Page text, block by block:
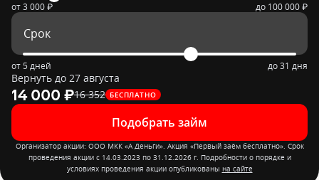
от3 000 ₽ до 100 000 ₽
Срок
от 5 дней до 31 дня
Вернуть до 27 августа
14 000 ₽16 352 БЕСПЛАТНО
Подобрать займ
Организатор акции: ООО МКК «А Деньги». Акция «Первый заём бесплатно». Срок
проведения акции с 14.03.2023 по 31.12.2026 г. Подробности о порядке и
условиях проведения акции опубликованы на сайте